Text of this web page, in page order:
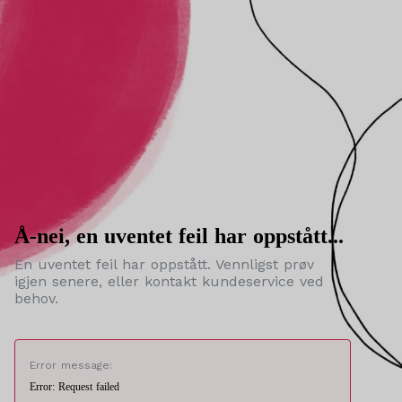
Å-nei, en uventet feil har oppstått...
En uventet feil har oppstått. Vennligst prøv
igjen senere, eller kontakt kundeservice ved
behov.
Error message:
Error: Request failed